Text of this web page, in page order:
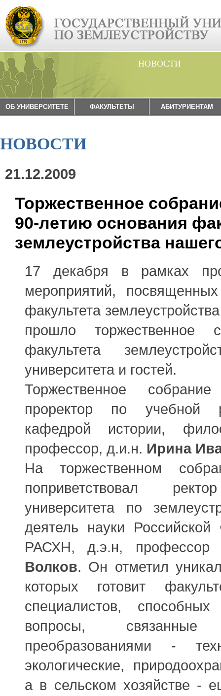
НОВОСТИ
ОБ УНИВЕРСИТЕТЕ ФАКУЛЬТЕТЫ АБИТУРИЕНТАМ
НОВОСТИ
21.12.2009
Торжественное
90-летию основания
землеустройства
17 декабря в рамках
мероприятий,
факультета
прошло торжественное
факультета
университета и гостей.
Торжественное
проректор по учебной
кафедрой истории,
профессор, д.и.н. Ирина
На торжественном
поприветствовал
университета по
деятель науки
РАСХН, д.э.н,
Волков. Он отметил
которых готовит
специалистов,
вопросы,
преобразованиями -
экологические,
а в сельском хозяйстве -